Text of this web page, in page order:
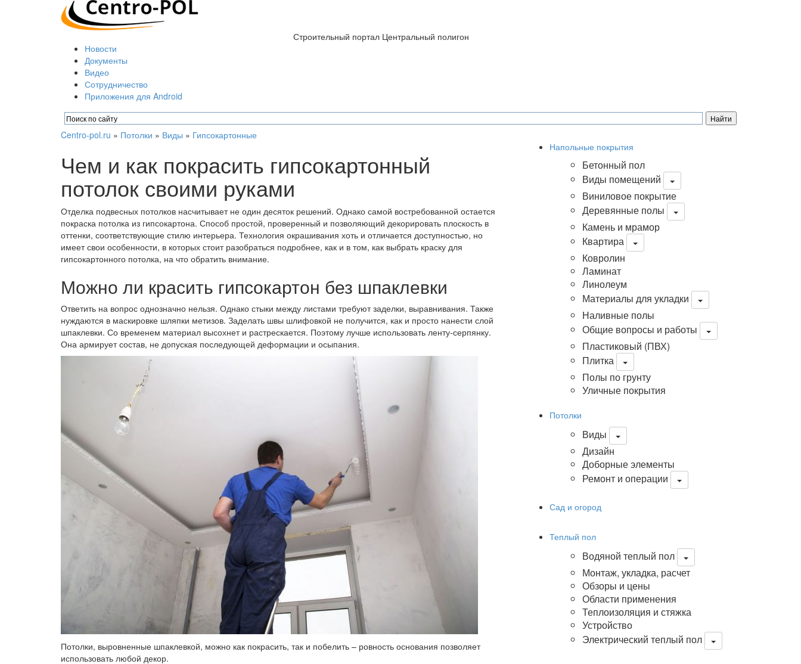
Строительный портал Центральный полигон
Новости
Документы
Видео
Сотрудничество
Приложения для Android
Centro-pol.ru » Потолки » Виды » Гипсокартонные
Чем и как покрасить гипсокартонный
потолок своими руками
Отделка подвесных потолков насчитывает не один десяток решений. Однако самой востребованной остается
покраска потолка из гипсокартона. Способ простой, проверенный и позволяющий декорировать плоскость в
оттенки, соответствующие стилю интерьера. Технология окрашивания хоть и отличается доступностью, но
имеет свои особенности, в которых стоит разобраться подробнее, как и в том, как выбрать краску для
гипсокартонного потолка, на что обратить внимание.
Можно ли красить гипсокартон без шпаклевки
Ответить на вопрос однозначно нельзя. Однако стыки между листами требуют заделки, выравнивания. Также
нуждаются в маскировке шляпки метизов. Заделать швы шлифовкой не получится, как и просто нанести слой
шпаклевки. Со временем материал высохнет и растрескается. Поэтому лучше использовать ленту-серпянку.
Она армирует состав, не допуская последующей деформации и осыпания.
Потолки, выровненные шпаклевкой, можно как покрасить, так и побелить – ровность основания позволяет
использовать любой декор.
Напольные покрытия
Бетонный пол
Виды помещений
Виниловое покрытие
Деревянные полы
Камень и мрамор
Квартира
Ковролин
Ламинат
Линолеум
Материалы для укладки
Наливные полы
Общие вопросы и работы
Пластиковый (ПВХ)
Плитка
Полы по грунту
Уличные покрытия
Потолки
Виды
Дизайн
Доборные элементы
Ремонт и операции
Сад и огород
Теплый пол
Водяной теплый пол
Монтаж, укладка, расчет
Обзоры и цены
Области применения
Теплоизоляция и стяжка
Устройство
Электрический теплый пол